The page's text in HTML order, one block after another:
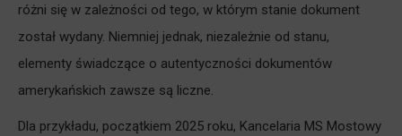
różni się w zależności od tego, w którym stanie dokument
został wydany. Niemniej jednak, niezależnie od stanu,
elementy świadczące o autentyczności dokumentów
amerykańskich zawsze są liczne.
Dla przykładu, początkiem 2025 roku, Kancelaria MS Mostowy